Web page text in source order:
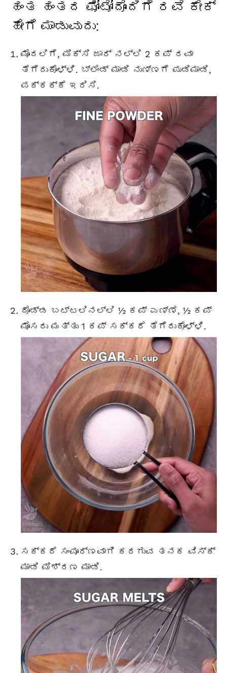
ಹಂತ ಹಂತದ ಫೋಟೋದೊಂದಿಗೆ ರವೆ ಕೇಕ್
ಹೇಗೆ ಮಾಡುವುದು:
ಮೊದಲಿಗೆ, ಮಿಕ್ಸಿ ಜಾರ್ ನಲ್ಲಿ 2 ಕಪ್ ರವಾ
ತೆಗೆದುಕೊಳ್ಳಿ. ಬ್ಲೆಂಡ್ ಮಾಡಿ ನುಣ್ಣಗೆ ಪುಡಿಮಾಡಿ,
ಪಕ್ಕಕ್ಕೆ ಇರಿಸಿ.
ದೊಡ್ಡ ಬಟ್ಟಲಿನಲ್ಲಿ ½ ಕಪ್ ಎಣ್ಣೆ, ½ ಕಪ್
ಮೊಸರು ಮತ್ತು 1 ಕಪ್ ಸಕ್ಕರೆ ತೆಗೆದುಕೊಳ್ಳಿ.
ಸಕ್ಕರೆ ಸಂಪೂರ್ಣವಾಗಿ ಕರಗುವ ತನಕ ವಿಸ್ಕ್
ಮಾಡಿ ಮಿಶ್ರಣ ಮಾಡಿ.